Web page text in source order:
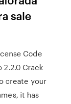
sale
Code
2.2.0 Crack
create your
it has